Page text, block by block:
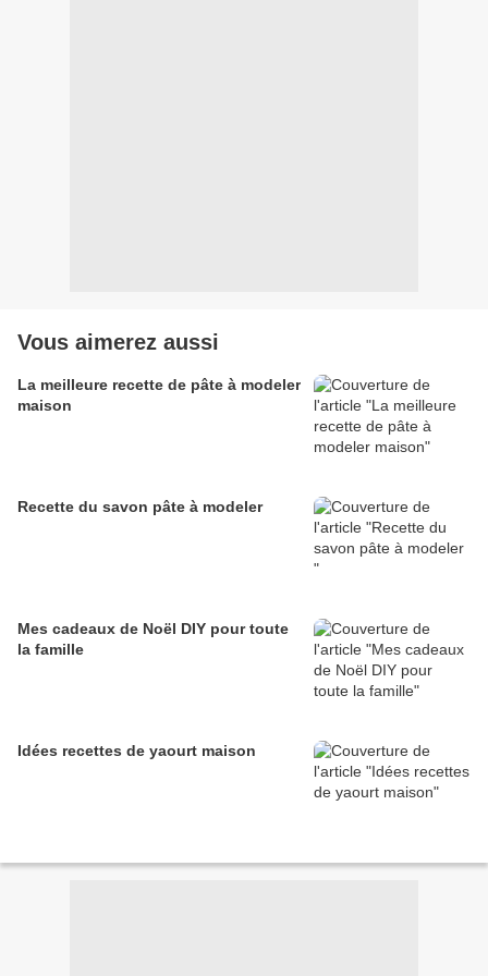
Vous aimerez aussi
La meilleure recette de pâte à modeler
maison
Recette du savon pâte à modeler
Mes cadeaux de Noël DIY pour toute
la famille
Idées recettes de yaourt maison